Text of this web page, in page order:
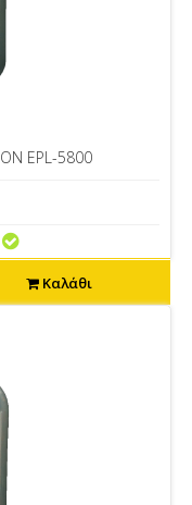
EPL-5800
Καλάθι